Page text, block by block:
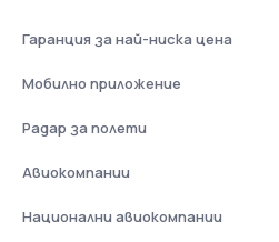
Гаранция за най-ниска цена
Мобилно приложение
Радар за полети
Авиокомпании
Национални авиокомпании